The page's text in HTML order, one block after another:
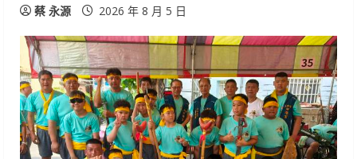
蔡 永源 2026 年 8 月 5 日